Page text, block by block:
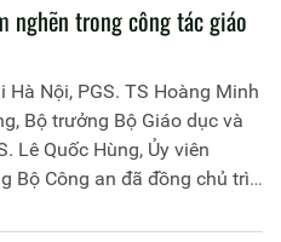
nghẽn trong công tác giáo
Nội, PGS. TS Hoàng Minh
Bộ trưởng Bộ Giáo dục và
Lê Quốc Hùng, Ủy viên
Bộ Công an đã đồng chủ trì
và đào tạo của lực lượng